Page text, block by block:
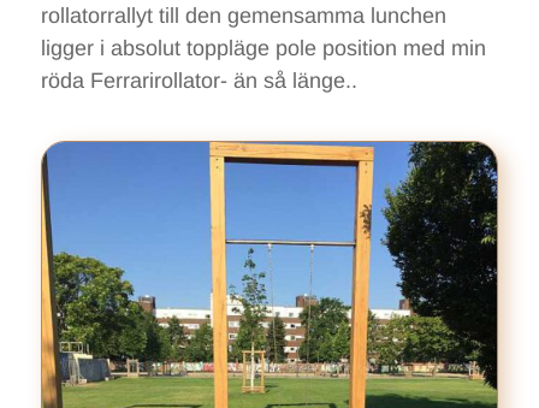
rollatorrallyt till den gemensamma lunchen
ligger i absolut toppläge pole position med min
röda Ferrarirollator- än så länge..